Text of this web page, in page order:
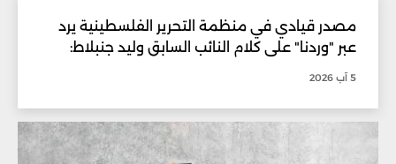
مصدر قيادي في منظمة التحرير الفلسطينية يرد
عبر "وردنا" على كلام النائب السابق وليد جنبلاط:
5 آب 2026